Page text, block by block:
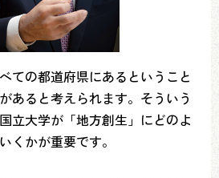
ての都道府県にあるということ
あると考えられます。そういう
立大学が「地方創生」にどのよ
くかが重要です。